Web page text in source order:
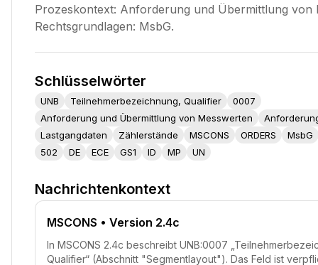
Prozeskontext: Anforderung und Übermittlung von
Rechtsgrundlagen: MsbG.
Schlüsselwörter
UNB Teilnehmerbezeichnung, Qualifier
0007
Anforderung und Übermittlung von Messwerten
Lastgangdaten
Zählerstände MSCONS ORDERS
MsbG
502
DE ECE GS1 ID MP UN
Nachrichtenkontext
MSCONS • Version 2.4c
In MSCONS 2.4c beschreibt UNB:0007
Qualifier“ (Abschnitt "Segmentlayout"). Das Feld ist